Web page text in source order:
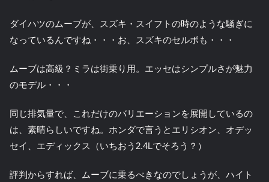
ダイハツのムーブが、スズキ・スイフトの時のような騒ぎに
なっているんですね・・・お、スズキのセルボも・・・
ムーブは高級？ミラは街乗り用。エッセはシンプルさが魅力
のモデル・・・
同じ排気量で、これだけのバリエーションを展開しているの
は、素晴らしいですね。ホンダで言うとエリシオン、オデッ
セイ、エディックス（いちおう2.4Lでそろう？）
評判からすれば、ムーブに乗るべきなのでしょうが、ハイト